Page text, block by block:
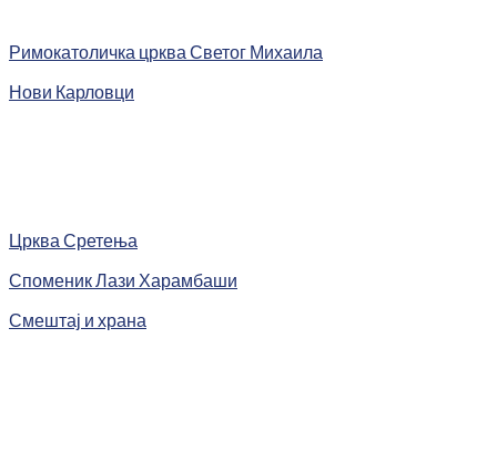
Римокатоличка црква Светог Михаила
Нови Карловци
Црква Сретења
Споменик Лази Харамбаши
Смештај и храна